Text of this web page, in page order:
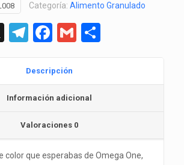
Categoría: Alimento Granulado
X Telegram
Facebook
Gmail
Descripción
Información adicional
Valoraciones 0
color que esperabas de Omega One,